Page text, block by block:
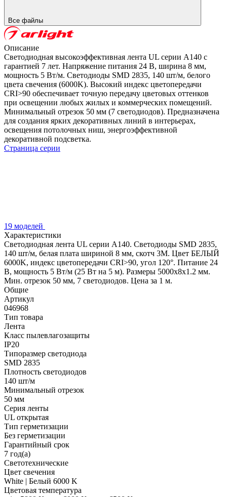
Все файлы
Описание
Светодиодная высокоэффективная лента UL серии A140 с
гарантией 7 лет. Напряжение питания 24 В, ширина 8 мм,
мощность 5 Вт/м. Светодиоды SMD 2835, 140 шт/м, белого
цвета свечения (6000K). Высокий индекс цветопередачи
CRI>90 обеспечивает точную передачу цветовых оттенков
при освещении любых жилых и коммерческих помещений.
Минимальный отрезок 50 мм (7 светодиодов). Предназначена
для создания ярких декоративных линий в интерьерах,
освещения потолочных ниш, энергоэффективной
декоративной подсветка.
Страница серии
19 моделей
Характеристики
Светодиодная лента UL серии A140. Светодиоды SMD 2835,
140 шт/м, белая плата шириной 8 мм, скотч 3M. Цвет БЕЛЫЙ
6000K, индекс цветопередачи CRI>90, угол 120°. Питание 24
В, мощность 5 Вт/м (25 Вт на 5 м). Размеры 5000x8x1.2 мм.
Мин. отрезок 50 мм, 7 светодиодов. Цена за 1 м.
Общие
Артикул
046968
Тип товара
Лента
Класс пылевлагозащиты
IP20
Типоразмер светодиода
SMD 2835
Плотность светодиодов
140 шт/м
Минимальный отрезок
50 мм
Серия ленты
UL открытая
Тип герметизации
Без герметизации
Гарантийный срок
7 год(а)
Светотехнические
Цвет свечения
White | Белый 6000 K
Цветовая температура